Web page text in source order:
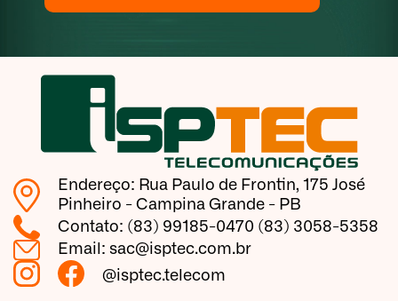
Endereço: Rua Paulo de Frontin, 175 José
Pinheiro - Campina Grande - PB
Contato: (83) 99185-0470 (83) 3058-5358
Email: sac@isptec.com.br
@isptec.telecom